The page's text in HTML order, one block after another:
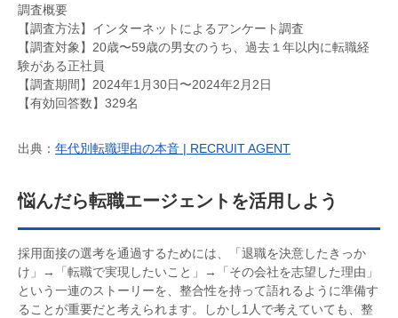
調査概要
【調査方法】インターネットによるアンケート調査
【調査対象】20歳〜59歳の男女のうち、過去１年以内に転職経
験がある正社員
【調査期間】2024年1月30日〜2024年2月2日
【有効回答数】329名
出典： 年代別転職理由の本音 | RECRUIT AGENT
悩んだら転職エージェントを活用しよう
採用面接の選考を通過するためには、「退職を決意したきっか
け」→「転職で実現したいこと」→「その会社を志望した理由」
という一連のストーリーを、整合性を持って語れるように準備す
ることが重要だと考えられます。しかし1人で考えていても、整